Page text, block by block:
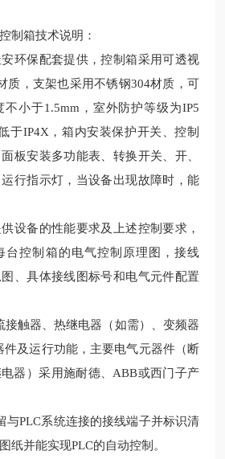
控制箱技术说明：
环保配套提供，控制箱采用可透视
质，支架也采用不锈钢304材质，可
不小于1.5mm ，室外防护等级为IP5
于IP4X ，箱内安装保护开关、控制
板安装多功能表、转换开关、开、
行指示灯，当设备出现故障时，能
设备的性能要求及上述控制要求，
台控制箱的电气控制原理图，接线
、具体接线图标号和电气元件配置
接触器、热继电器（如需）、变频器
件及运行功能，主要电气元器件（断
器）采用施耐德、 ABB或西门子产
与PLC系统连接的接线端子并标识清
纸并能实现PLC的自动控制。